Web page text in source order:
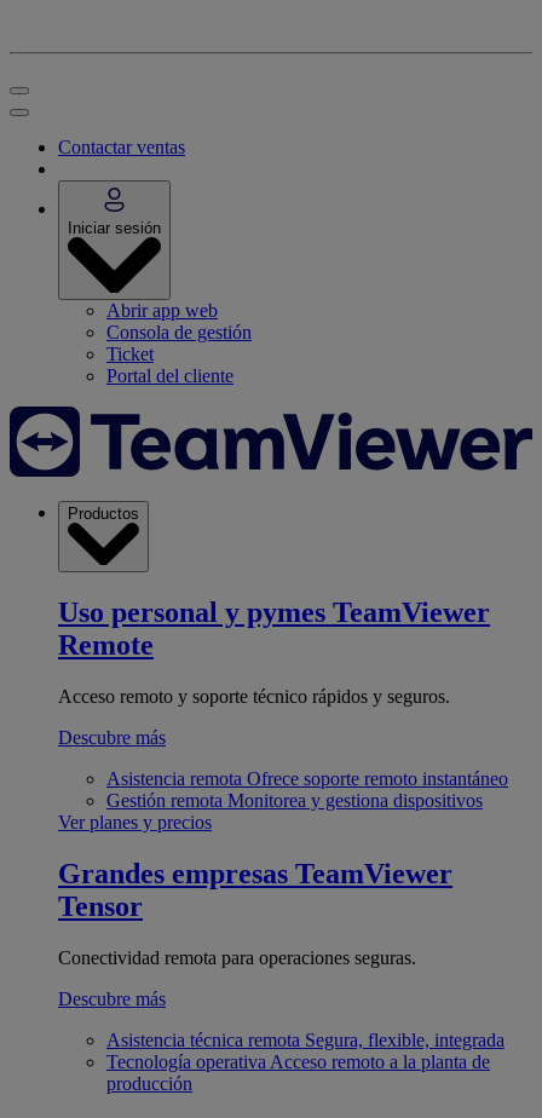
Contactar ventas
Iniciar sesión
Abrir app web
Consola de gestión
Ticket
Portal del cliente
Productos
Uso personal y pymes TeamViewer
Remote
Acceso remoto y soporte técnico rápidos y seguros.
Descubre más
Asistencia remota Ofrece soporte remoto instantáneo
Gestión remota Monitorea y gestiona dispositivos
Ver planes y precios
Grandes empresas TeamViewer
Tensor
Conectividad remota para operaciones seguras.
Descubre más
Asistencia técnica remota Segura, flexible, integrada
Tecnología operativa Acceso remoto a la planta de
producción